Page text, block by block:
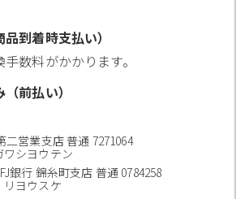
到着時支払い）
数料がかかります。
前払い）
二営業支店 普通 7271064
ワシヨウテン
銀行 錦糸町支店 普通 0784258
ヨウスケ